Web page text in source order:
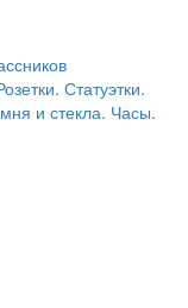
Статуэтки.
и стекла. Часы.